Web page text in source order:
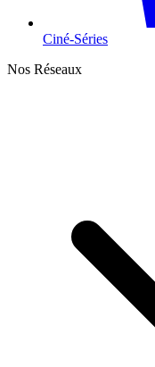
Ciné-Séries
Nos Réseaux